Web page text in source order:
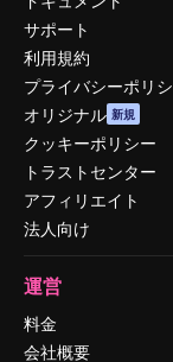
サポート
利用規約
プライバシーポリ
オリジナル 新規
クッキーポリシー
トラストセンター
アフィリエイト
法人向け
運営
料金
会社概要